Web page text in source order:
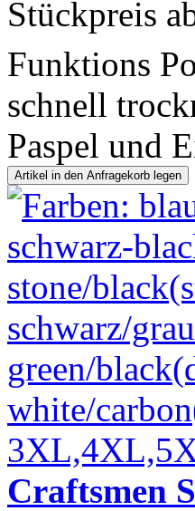
Stückpreis
Funktions
schnell
Paspel und
Craftsmen